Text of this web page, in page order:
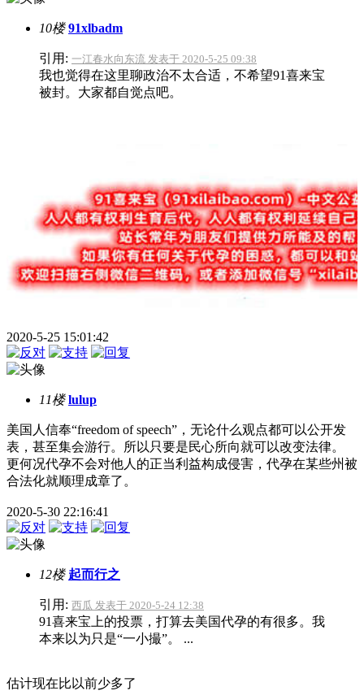
10楼 91xlbadm
引用: 一江春水向东流 发表于 2020-5-25 09:38
我也觉得在这里聊政治不太合适，不希望91喜来宝
被封。大家都自觉点吧。
2020-5-25 15:01:42
11楼 lulup
美国人信奉“freedom of speech”，无论什么观点都可以公开发
表，甚至集会游行。所以只要是民心所向就可以改变法律。
更何况代孕不会对他人的正当利益构成侵害，代孕在某些州被
合法化就顺理成章了。
2020-5-30 22:16:41
12楼 起而行之
引用: 西瓜 发表于 2020-5-24 12:38
91喜来宝上的投票，打算去美国代孕的有很多。我
本来以为只是“一小撮”。 ...
估计现在比以前少多了